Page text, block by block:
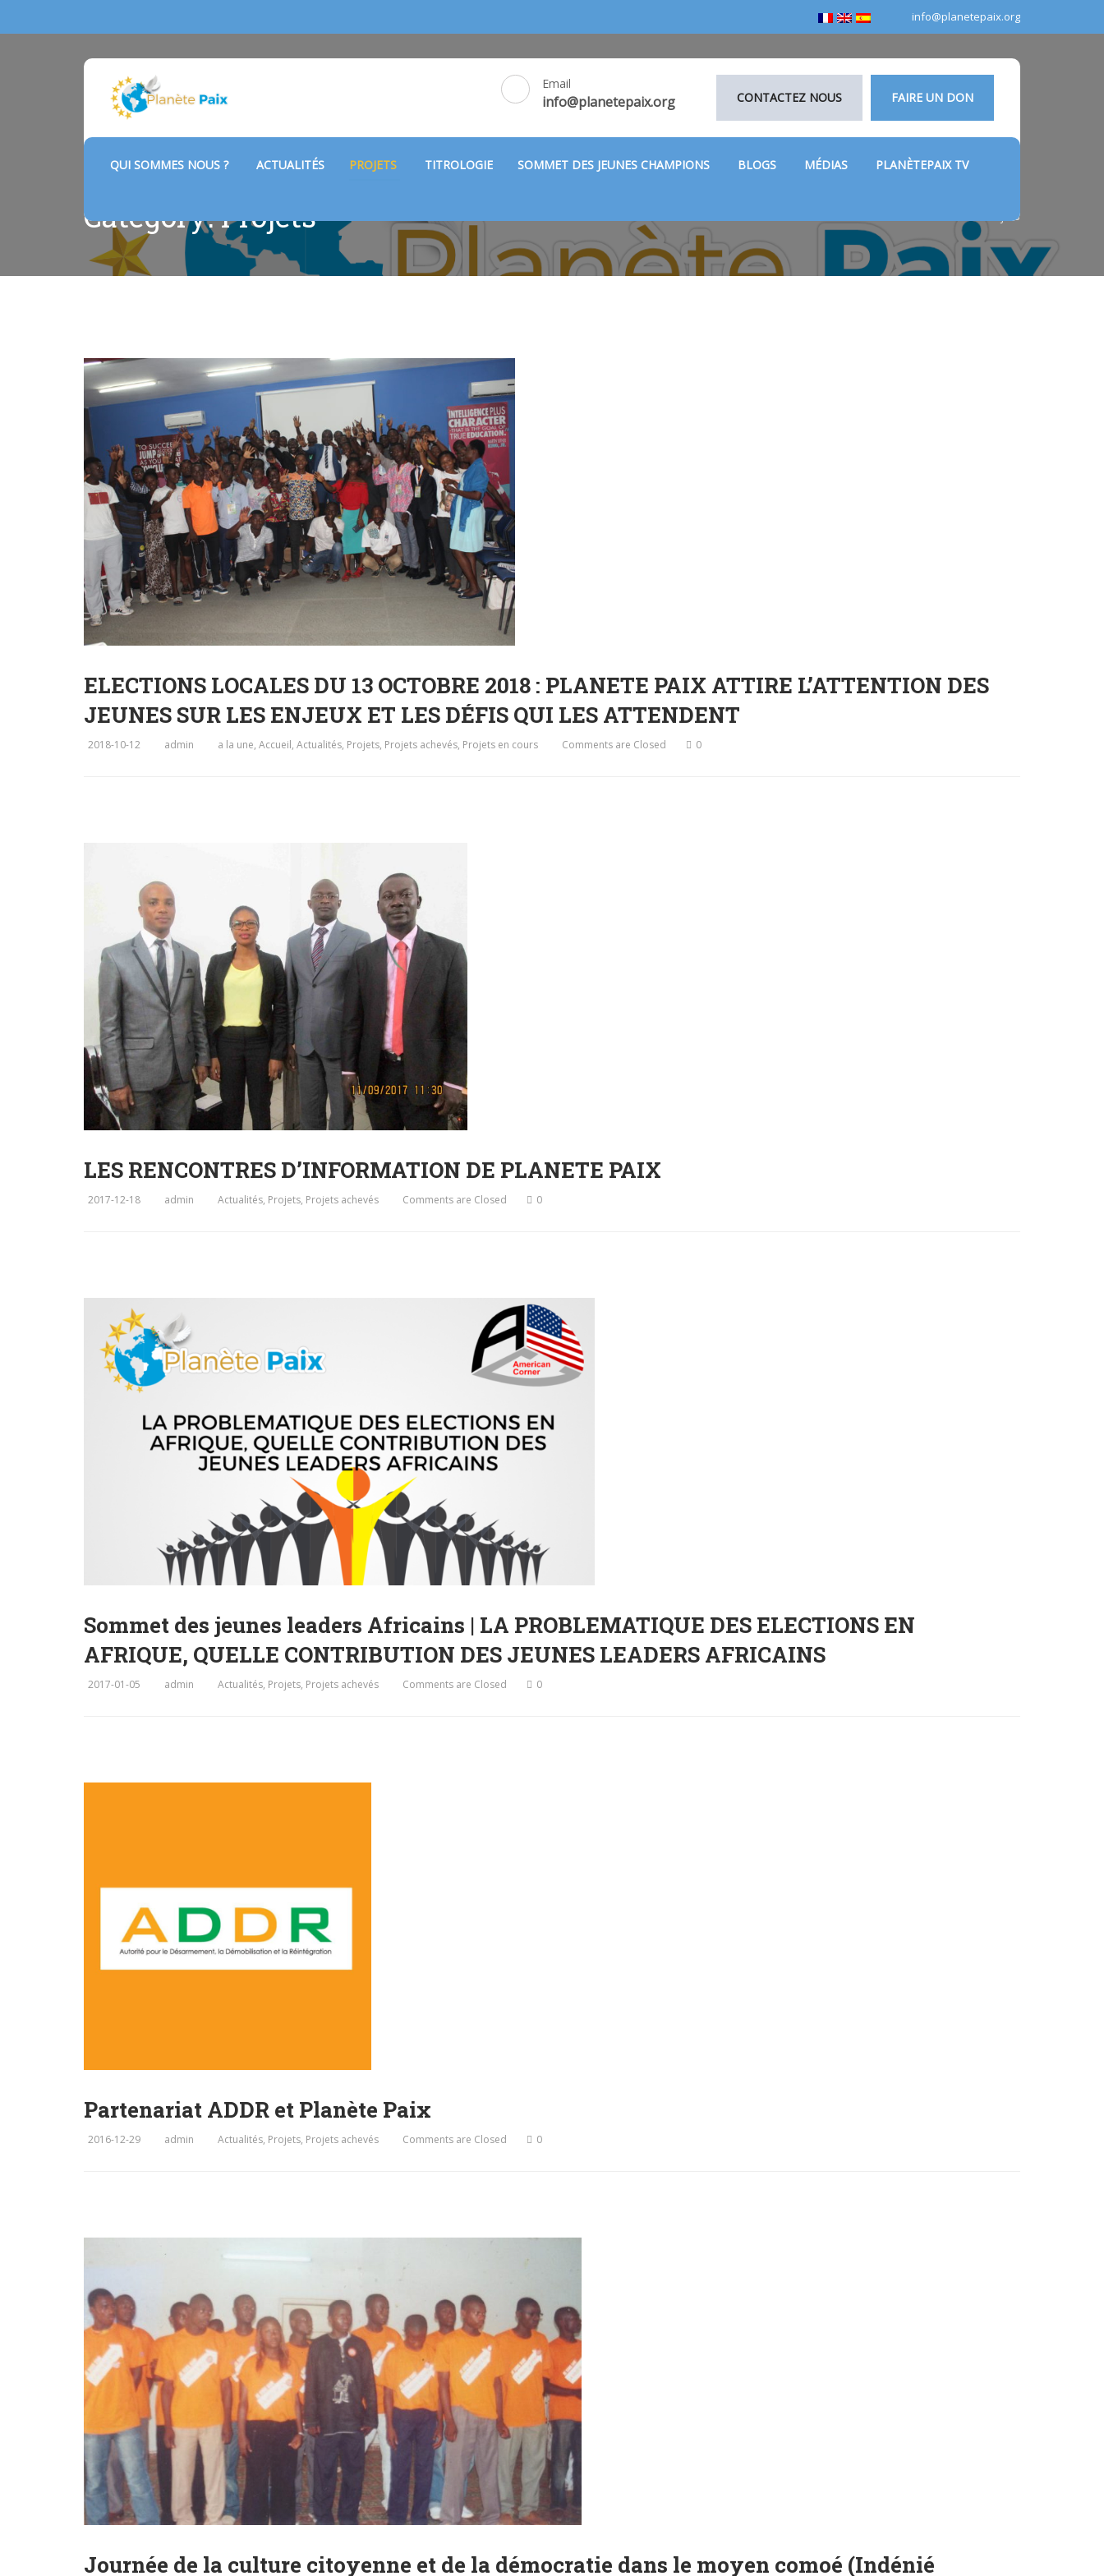
info@planetepaix.org
FAIRE UN DON
CONTACTEZ NOUS
Email
info@planetepaix.org
QUI SOMMES NOUS ? ACTUALITÉS PROJETS TITROLOGIE SOMMET DES JEUNES CHAMPIONS BLOGS MÉDIAS PLANÈTEPAIX TV
Category: Projets Projets
ELECTIONS LOCALES DU 13 OCTOBRE 2018 : PLANETE PAIX ATTIRE L’ATTENTION DES
JEUNES SUR LES ENJEUX ET LES DÉFIS QUI LES ATTENDENT
2018-10-12 admin a la une, Accueil, Actualités, Projets, Projets achevés, Projets en cours Comments are Closed 0
LES RENCONTRES D’INFORMATION DE PLANETE PAIX
2017-12-18 admin Actualités, Projets, Projets achevés Comments are Closed 0
Sommet des jeunes leaders Africains | LA PROBLEMATIQUE DES ELECTIONS EN
AFRIQUE, QUELLE CONTRIBUTION DES JEUNES LEADERS AFRICAINS
2017-01-05 admin Actualités, Projets, Projets achevés Comments are Closed 0
Partenariat ADDR et Planète Paix
2016-12-29 admin Actualités, Projets, Projets achevés Comments are Closed 0
Journée de la culture citoyenne et de la démocratie dans le moyen comoé (Indénié